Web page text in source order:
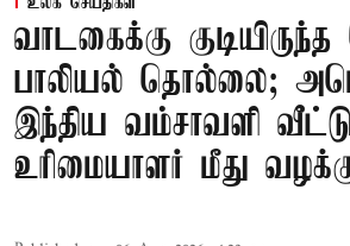
வாடகைக்கு
பாலியல் தொல்லை;
இந்திய வம்சாவளி வீட்டு
உரிமையாளர் மீது